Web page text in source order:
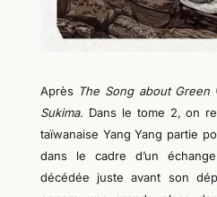
Après The Song about Green
Sukima. Dans le tome 2, on
taïwanaise Yang Yang partie
dans le cadre d’un
décédée juste avant son